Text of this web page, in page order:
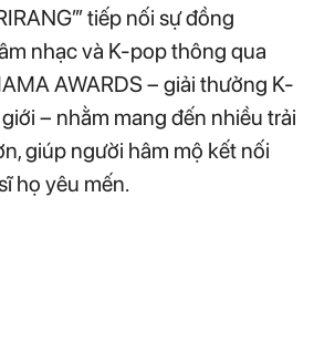
tiếp nối sự đồng
nhạc và K-pop thông qua
AWARDS – giải thưởng K-
– nhằm mang đến nhiều trải
giúp người hâm mộ kết nối
họ yêu mến.